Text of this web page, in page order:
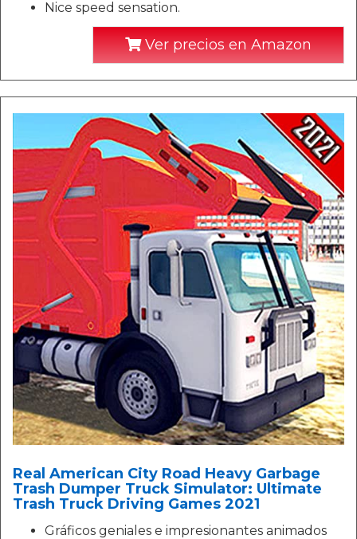
Nice speed sensation.
Ver precios en Amazon
Real American City Road Heavy Garbage
Trash Dumper Truck Simulator: Ultimate
Trash Truck Driving Games 2021
Gráficos geniales e impresionantes animados